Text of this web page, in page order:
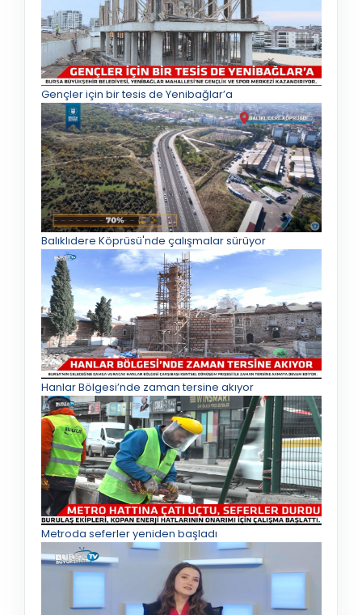
Gençler için bir tesis de Yenibağlar’a
Balıklıdere Köprüsü'nde çalışmalar sürüyor
Hanlar Bölgesi’nde zaman tersine akıyor
Metroda seferler yeniden başladı